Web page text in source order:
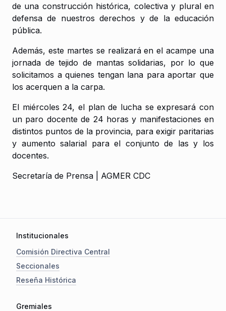
de una construcción histórica, colectiva y plural en
defensa de nuestros derechos y de la educación
pública.
Además, este martes se realizará en el acampe una
jornada de tejido de mantas solidarias, por lo que
solicitamos a quienes tengan lana para aportar que
los acerquen a la carpa.
El miércoles 24, el plan de lucha se expresará con
un paro docente de 24 horas y manifestaciones en
distintos puntos de la provincia, para exigir paritarias
y aumento salarial para el conjunto de las y los
docentes.
Secretaría de Prensa | AGMER CDC
Institucionales
Comisión Directiva Central
Seccionales
Reseña Histórica
Gremiales